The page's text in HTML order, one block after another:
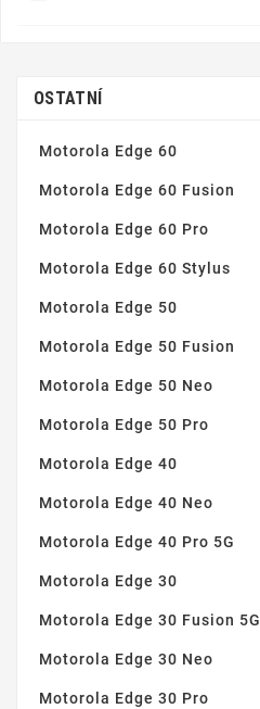
OSTATNÍ
Motorola Edge 60
Motorola Edge 60 Fusion
Motorola Edge 60 Pro
Motorola Edge 60 Stylus
Motorola Edge 50
Motorola Edge 50 Fusion
Motorola Edge 50 Neo
Motorola Edge 50 Pro
Motorola Edge 40
Motorola Edge 40 Neo
Motorola Edge 40 Pro 5G
Motorola Edge 30
Motorola Edge 30 Fusion 5G
Motorola Edge 30 Neo
Motorola Edge 30 Pro